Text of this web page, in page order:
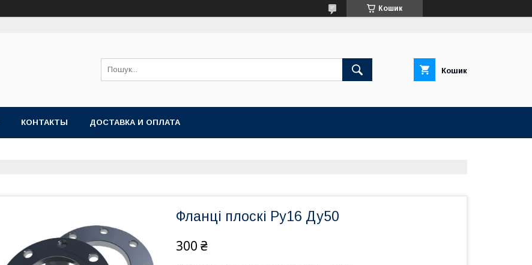
Кошик
Кошик
КОНТАКТЫ ДОСТАВКА И ОПЛАТА
Фланці плоскі Ру16 Ду50
300 ₴